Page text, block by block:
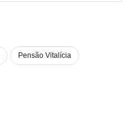
Pensão Vitalícia